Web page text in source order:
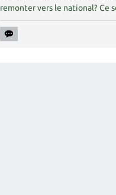
remonter vers le national? Ce